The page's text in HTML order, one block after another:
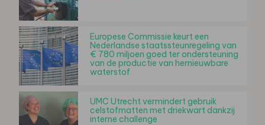
Europese Commissie keurt een
Nederlandse staatssteunregeling van
€ 780 miljoen goed ter ondersteuning
van de productie van hernieuwbare
waterstof
UMC Utrecht vermindert gebruik
celstofmatten met driekwart dankzij
interne challenge